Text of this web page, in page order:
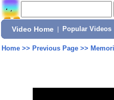
Video Home Popular Videos
Home>> Previous Page>>